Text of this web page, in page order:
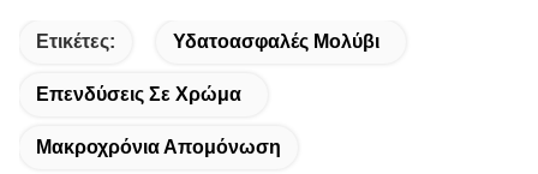
Ετικέτες: Υδατοασφαλές Μολύβι
Επενδύσεις Σε Χρώμα
Μακροχρόνια Απομόνωση